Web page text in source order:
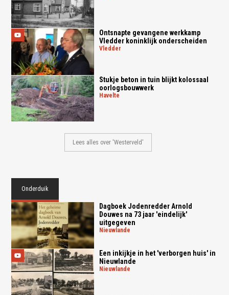
Ontsnapte gevangene werkkamp
Vledder koninklijk onderscheiden
vledder
Stukje beton in tuin blijkt kolossaal
oorlogsbouwwerk
havelte
Lees alles over 'Westerveld'
Onderduik
Dagboek Jodenredder Arnold
Douwes na 73 jaar 'eindelijk'
uitgegeven
nieuwlande
Een inkijkje in het 'verborgen huis' in
Nieuwlande
nieuwlande